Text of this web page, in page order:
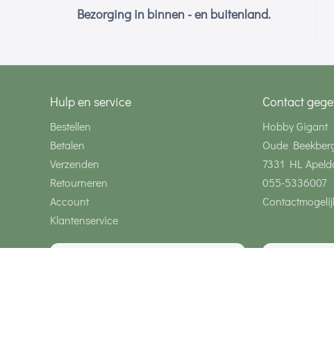
Bezorging in binnen - en buitenland.
Hulp en service
Bestellen
Betalen
Verzenden
Retourneren
Account
Klantenservice
Contact
Hobby Gigant
Oude
7331 HL
055-5336007